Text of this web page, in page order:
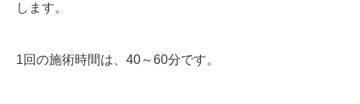
します。
1回の施術時間は、 40～60分です。